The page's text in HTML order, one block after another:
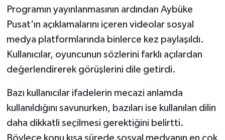
Programın yayınlanmasının ardından Aybüke
Pusat'ın açıklamalarını içeren videolar sosyal
medya platformlarında binlerce kez paylaşıldı.
Kullanıcılar, oyuncunun sözlerini farklı açılardan
değerlendirerek görüşlerini dile getirdi.
Bazı kullanıcılar ifadelerin mecazi anlamda
kullanıldığını savunurken, bazıları ise kullanılan dilin
daha dikkatli seçilmesi gerektiğini belirtti.